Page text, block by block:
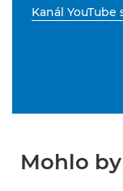
Kanál
Mohlo